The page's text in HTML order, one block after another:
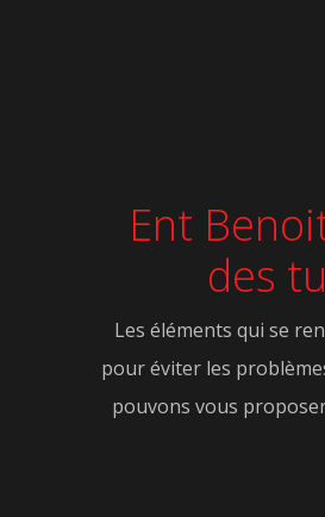
Ent
des
Les éléments qui se
pour éviter les
pouvons vous